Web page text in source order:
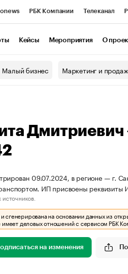
РБК Компании Телеканал
Кейсы Мероприятия О
Малый бизнес Маркетинг и
09.07.2024, в регионе — г.
ИП присвоены
на основании данных из
имеет деловых отношений с сервисом РБК
на изменения